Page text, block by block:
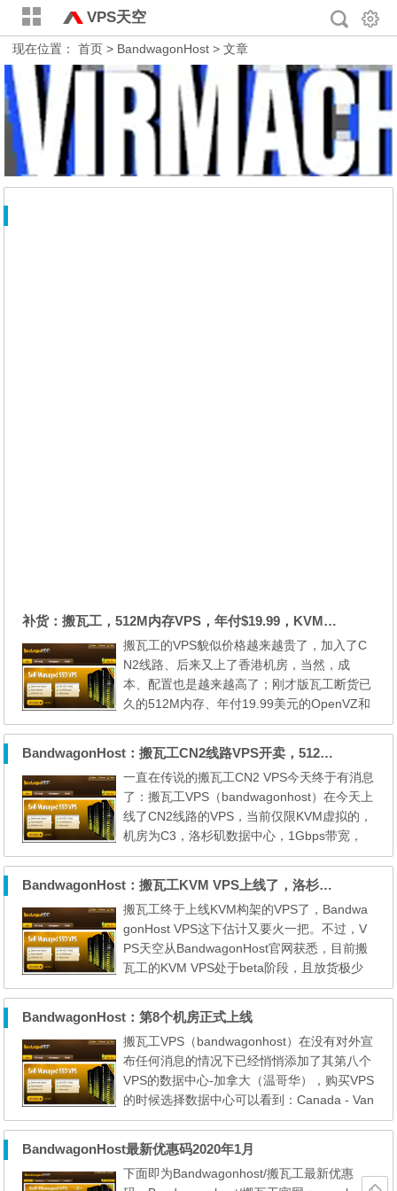
VPS天空
现在位置：首页 > BandwagonHost > 文章
补货：搬瓦工，512M内存VPS，年付$19.99，KVM+OpenVZ，可支付宝付款
搬瓦工的VPS貌似价格越来越贵了，加入了C
N2线路、后来又上了香港机房，当然，成
本、配置也是越来越高了；刚才版瓦工断货已
久的512M内存、年付19.99美元的OpenVZ和
KVM补货了，依旧还是搬瓦工VPS以前的配
个是OpenVZ，一个是KVM，两种不同的虚拟
方式，而且可选择的机房数量上也有不同；针
对做代理的大兄弟来说我个人推荐选KVM虚拟
的。 Basic VPS – Self-man...
BandwagonHost：搬瓦工CN2线路VPS开卖，512M内存KVM虚拟，年付$28.19，可支付宝
一直在传说的搬瓦工CN2 VPS今天终于有消息
了：搬瓦工VPS（bandwagonhost）在今天上
线了CN2线路的VPS，当前仅限KVM虚拟的，
机房为C3，洛杉矶数据中心，1Gbps带宽，
年付29.99美元，支持支付宝付款。8月12日
法是联通也将很快接入，对各位访问国外的实
际速度上面在效果方面应该有比较明显的提
高。 网络测试：198.181.56.*，请用这个段的
IP自己测试 优惠码：BWH...
BandwagonHost：搬瓦工KVM VPS上线了，洛杉矶优化线路
搬瓦工终于上线KVM构架的VPS了，Bandwa
gonHost VPS这下估计又要火一把。不过，V
PS天空从BandwagonHost官网获悉，目前搬
瓦工的KVM VPS处于beta阶段，且放货极少
【截止目前仅有5个名额】，有需求的抓紧购
买啊~ 搬瓦工KVM VPS购买地址：点击直达
此次，BandwagonHost VPS仅推出一款KVM
构架的VPS，配置如下： SSD: 10 GB RAID-1
0 RAM: 512 MB CPU: 1x Intel Xeon Transfe
r: 500 GB/mo Link speed: 1 Gigabit...
BandwagonHost：第8个机房正式上线
搬瓦工VPS（bandwagonhost）在没有对外宣
布任何消息的情况下已经悄悄添加了其第八个
VPS的数据中心-加拿大（温哥华），购买VPS
的时候选择数据中心可以看到：Canada - Van
couver (CABC_1)。到目前为止依旧没有看见
添加特价版，只能依照常规价格购买... 机
房具体对照表： Canada - Vancouver (CABC
_1) 温哥华.加拿大 US West Coast - Los Ang
BandwagonHost最新优惠码2020年1月
下面即为Bandwagonhost/搬瓦工最新优惠